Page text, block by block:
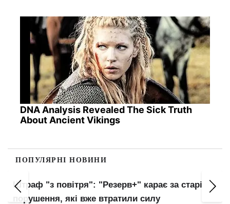
DNA Analysis Revealed The Sick Truth
About Ancient Vikings
ПОПУЛЯРНІ НОВИНИ
Українців автоматично внесуть до баз ТЦК:
нові правила військового обліку